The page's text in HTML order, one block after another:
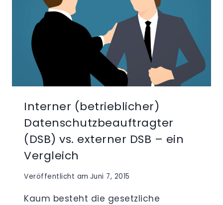
SOGENANNTEN
TELEARBEIT
Interner (betrieblicher)
Datenschutzbeauftragter
(DSB) vs. externer DSB – ein
Vergleich
Veröffentlicht am Juni 7, 2015
Kaum besteht die gesetzliche